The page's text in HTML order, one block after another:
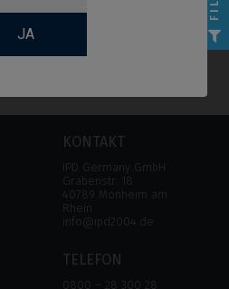
JA
KONTAKT
IPD Germany GmbH
Grabenstr. 18
40789 Monheim am
Rhein
info@ipd2004.de
TELEFON
0800 – 28 300 28